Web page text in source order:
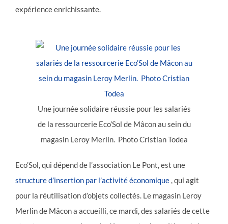
expérience enrichissante.
Une journée solidaire réussie pour les salariés
de la ressourcerie Eco’Sol de Mâcon au sein du
magasin Leroy Merlin. Photo Cristian Todea
Eco’Sol, qui dépend de l’association Le Pont, est une
structure d’insertion par l’activité économique , qui agit
pour la réutilisation d’objets collectés. Le magasin Leroy
Merlin de Mâcon a accueilli, ce mardi, des salariés de cette